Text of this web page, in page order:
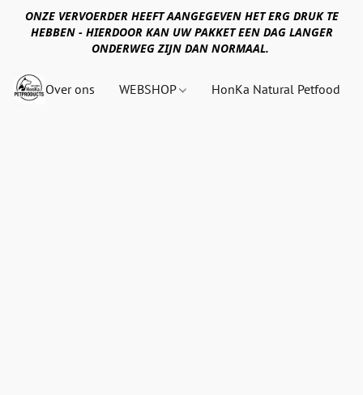
ONZE VERVOERDER HEEFT AANGEGEVEN HET ERG DRUK TE
HEBBEN - HIERDOOR KAN UW PAKKET EEN DAG LANGER
ONDERWEG ZIJN DAN NORMAAL.
Over ons WEBSHOP HonKa Natural Petfood